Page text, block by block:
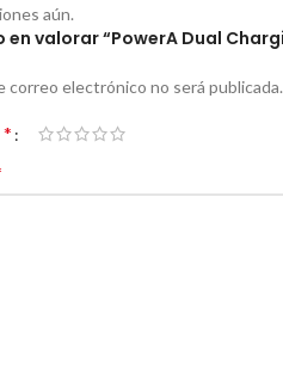
aún.
en valorar “PowerA Dual
correo electrónico no será publicada.
*